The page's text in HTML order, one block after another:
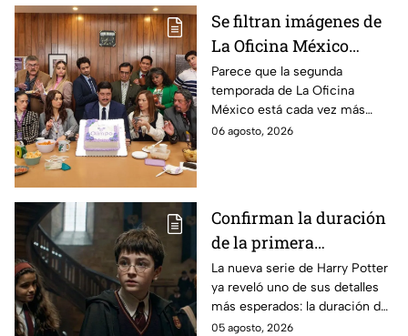
Se filtran imágenes de
La Oficina México
temporada 2 y un
detalle desata teorías
entre los fans
Parece que la segunda
temporada de La Oficina
México está cada vez más
cerca, pues el elenco ya se
06 agosto, 2026
Confirman la duración
de la primera
temporada de Harry
Potter y emocionará a
los fans de los libros
La nueva serie de Harry Potter
ya reveló uno de sus detalles
más esperados: la duración de
la primera temporada basada
05 agosto, 2026